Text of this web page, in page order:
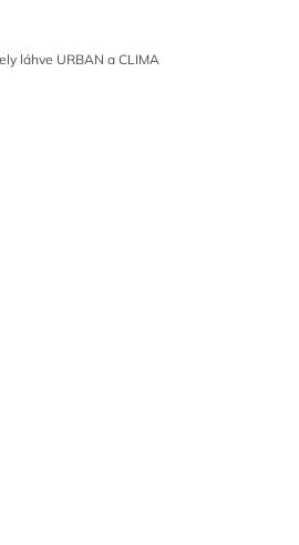
láhve URBAN a CLIMA